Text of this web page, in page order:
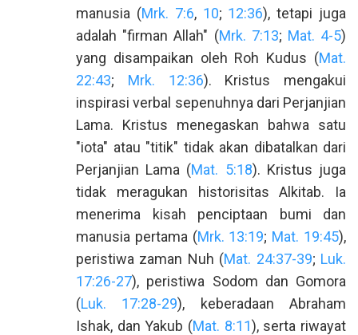
manusia (Mrk. 7:6, 10; 12:36), tetapi juga
adalah "firman Allah" (Mrk. 7:13; Mat. 4-5)
yang disampaikan oleh Roh Kudus (Mat.
22:43; Mrk. 12:36). Kristus mengakui
inspirasi verbal sepenuhnya dari Perjanjian
Lama. Kristus menegaskan bahwa satu
"iota" atau "titik" tidak akan dibatalkan dari
Perjanjian Lama (Mat. 5:18). Kristus juga
tidak meragukan historisitas Alkitab. Ia
menerima kisah penciptaan bumi dan
manusia pertama (Mrk. 13:19; Mat. 19:45),
peristiwa zaman Nuh (Mat. 24:37-39; Luk.
17:26-27), peristiwa Sodom dan Gomora
(Luk. 17:28-29), keberadaan Abraham
Ishak, dan Yakub (Mat. 8:11), serta riwayat